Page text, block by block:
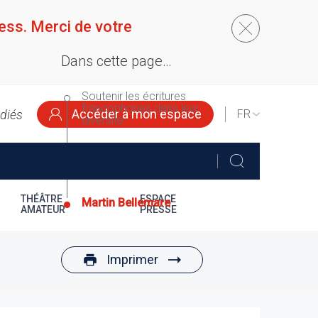
Merci de votre
Accéder à mon espace
SELECT
LANGUAGE
THÉÂTRE
AMATEUR
ESPACE
PRESSE
Dans cette page…
Soutenir les écritures
francophones dans leur
diversité
Martin Bellemare
Imprimer